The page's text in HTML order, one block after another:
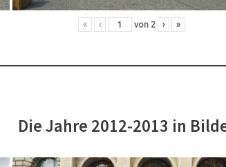
« ‹ von 2 › »
Die Jahre 2012-2013 in